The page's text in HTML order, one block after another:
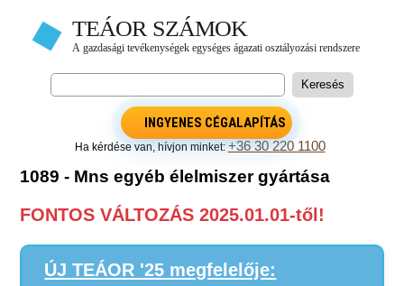
INGYENES CÉGALAPÍTÁS
Ha kérdése van, hívjon minket:+36 30 220 1100
1089 - Mns egyéb élelmiszer gyártása
FONTOS VÁLTOZÁS 2025.01.01-től!
ÚJ TEÁOR '25 megfelelője: